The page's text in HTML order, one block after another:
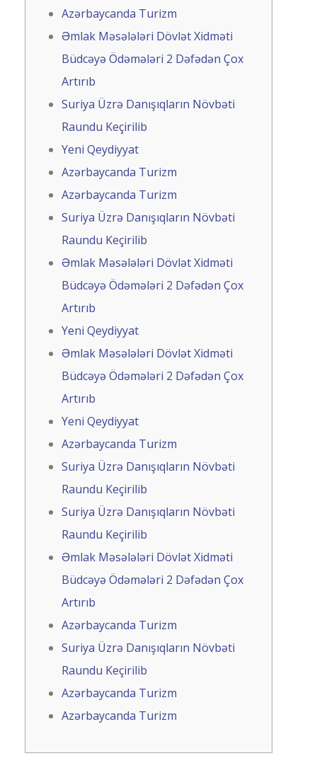
Azərbaycanda Turizm
Əmlak Məsələləri Dövlət Xidməti
Büdcəyə Ödəmələri 2 Dəfədən Çox
Artırıb
Suriya Üzrə Danışıqların Növbəti
Raundu Keçirilib
Yeni Qeydiyyat
Azərbaycanda Turizm
Azərbaycanda Turizm
Suriya Üzrə Danışıqların Növbəti
Raundu Keçirilib
Əmlak Məsələləri Dövlət Xidməti
Büdcəyə Ödəmələri 2 Dəfədən Çox
Artırıb
Yeni Qeydiyyat
Əmlak Məsələləri Dövlət Xidməti
Büdcəyə Ödəmələri 2 Dəfədən Çox
Artırıb
Yeni Qeydiyyat
Azərbaycanda Turizm
Suriya Üzrə Danışıqların Növbəti
Raundu Keçirilib
Suriya Üzrə Danışıqların Növbəti
Raundu Keçirilib
Əmlak Məsələləri Dövlət Xidməti
Büdcəyə Ödəmələri 2 Dəfədən Çox
Artırıb
Azərbaycanda Turizm
Suriya Üzrə Danışıqların Növbəti
Raundu Keçirilib
Azərbaycanda Turizm
Azərbaycanda Turizm